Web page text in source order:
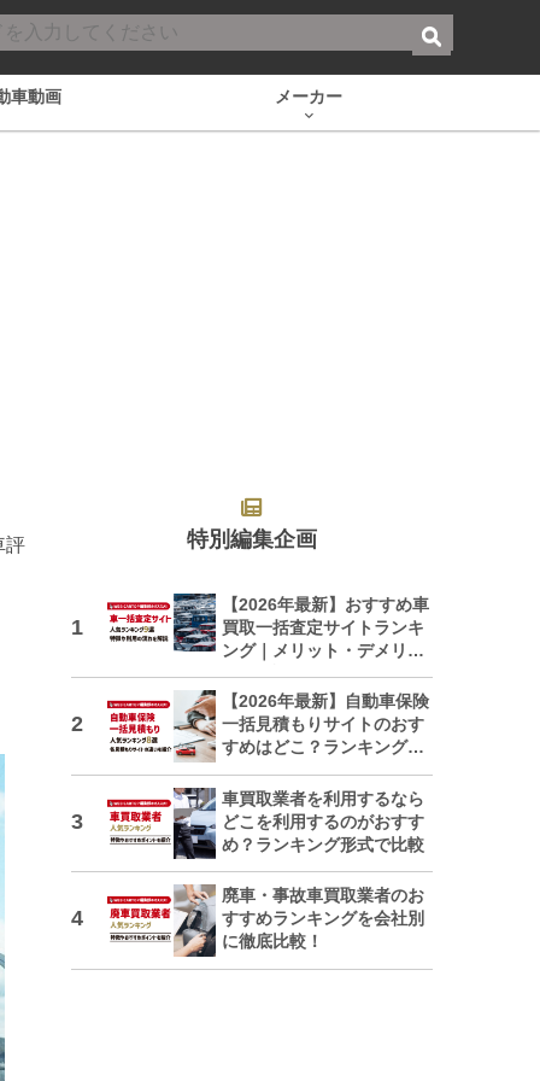
車動画 メーカー
評 特別編集企画
【2026年最新】おすすめ車
買取一括査定サイトランキ
ング｜メリット・デメリッ
トも解説
【2026年最新】自動車保険
一括見積もりサイトのおす
すめはどこ？ランキングで
車買取業者を利用するなら
どこを利用するのがおすす
め？ランキング形式で比較
廃車・事故車買取業者のお
すすめランキングを会社別
に徹底比較！